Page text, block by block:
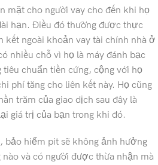
mặt cho người vay cho đến khi họ
hạn. Điều đó thường được thực
kết ngoài khoản vay tài chính nhà ở
nhiều chỗ vì họ là máy đánh bạc
tiêu chuẩn tiền cứng, cộng với họ
phí tăng cho liên kết này. Họ cũng
trăm của giao dịch sau đây là
giá trị của bạn trong khi đó.
bảo hiểm pit sẽ không ảnh hưởng
và có người được thừa nhận mà